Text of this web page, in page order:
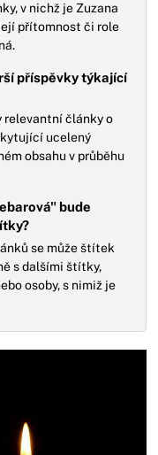
v nichž je Zuzana
přítomnost či role
příspěvky týkající
relevantní články o
ucelený
obsahu v průběhu
bude
se může štítek
s dalšími štítky,
osoby, s nimiž je